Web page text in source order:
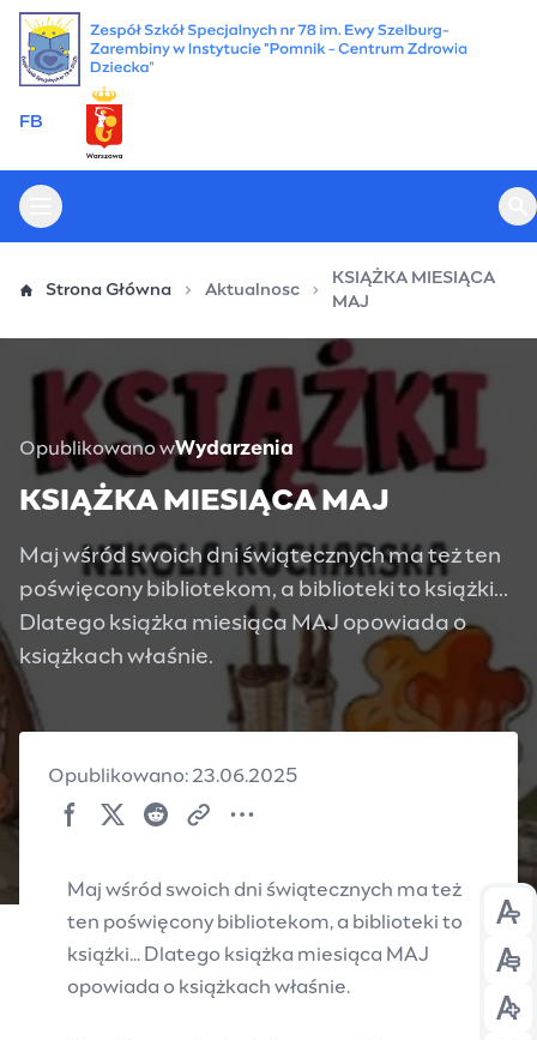
Przejdź
treści
FB
Otwórz menu główne
Strona Główna Aktualnosc
KSIĄŻKA MIESIĄCA
MAJ
Opublikowano wWydarzenia
KSIĄŻKA MIESIĄCA MAJ
Maj wśród swoich dni świątecznych ma też ten
poświęcony bibliotekom, a biblioteki to książki...
Dlatego książka miesiąca MAJ opowiada o
książkach właśnie.
Opublikowano: 23.06.2025
Maj wśród swoich dni świątecznych ma też
ten poświęcony bibliotekom, a biblioteki to
książki... Dlatego książka miesiąca MAJ
opowiada o książkach właśnie.